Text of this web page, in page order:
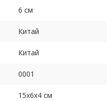
6 см
Китай
Китай
0001
15х6х4 см